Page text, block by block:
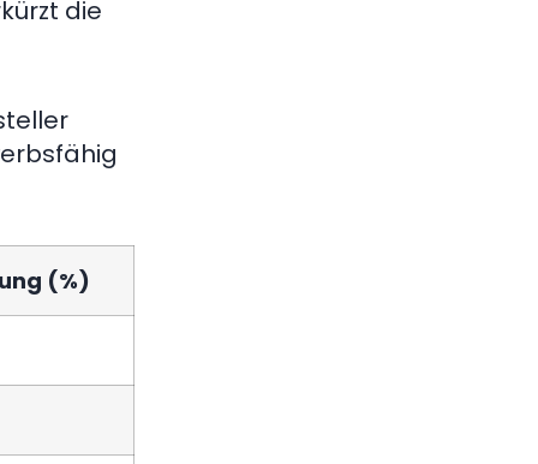
die
(%)